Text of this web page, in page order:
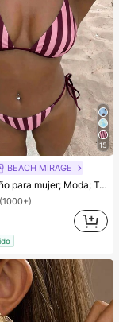
15
BEACH MIRAGE
Traje de baño para mujer; Moda; Traje de baño de dos piezas morado; Playa de verano; Conjunto de bikini; Estampado aleatorio. Vacaciones
(1000+)